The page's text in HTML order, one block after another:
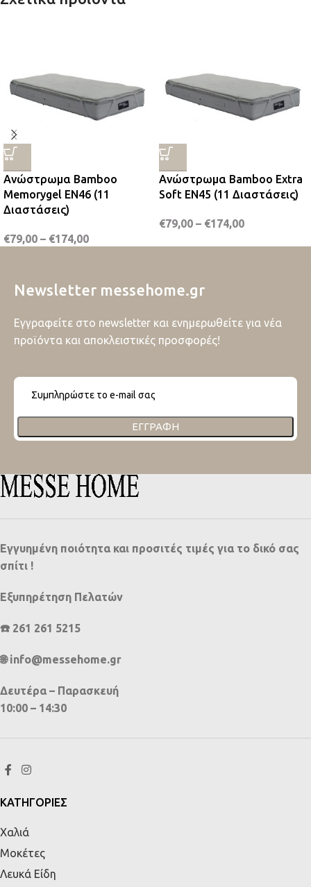
Ανώστρωμα Bamboo
Memorygel EN46 (11
Διαστάσεις)
€79,00 – €174,00
Ανώστρωμα Bamboo Extra
Soft EN45 (11 Διαστάσεις)
€79,00 – €174,00
Newsletter messehome.gr
Εγγραφείτε στο newsletter και ενημερωθείτε για νέα
προϊόντα και αποκλειστικές προσφορές!
ΕΓΓΡΑΦΉ
Εγγυημένη ποιότητα και προσιτές τιμές για το δικό σας
σπίτι !
Εξυπηρέτηση Πελατών
☎️ 261 261 5215
🌐 info@messehome.gr
Δευτέρα – Παρασκευή
10:00 – 14:30
ΚΑΤΗΓΟΡΙΕΣ
Χαλιά
Μοκέτες
Λευκά Είδη